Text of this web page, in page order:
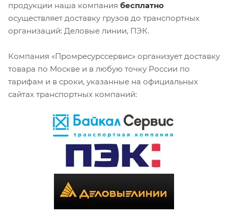
продукции наша компания бесплатно
осуществляет доставку грузов до транспортных
организаций: Деловые линии, ПЭК.
Компания «Промресурссервис» организует доставку
товара по Москве и в любую точку России по
тарифам и в сроки, указанные на официальных
сайтах транспортных компаний: